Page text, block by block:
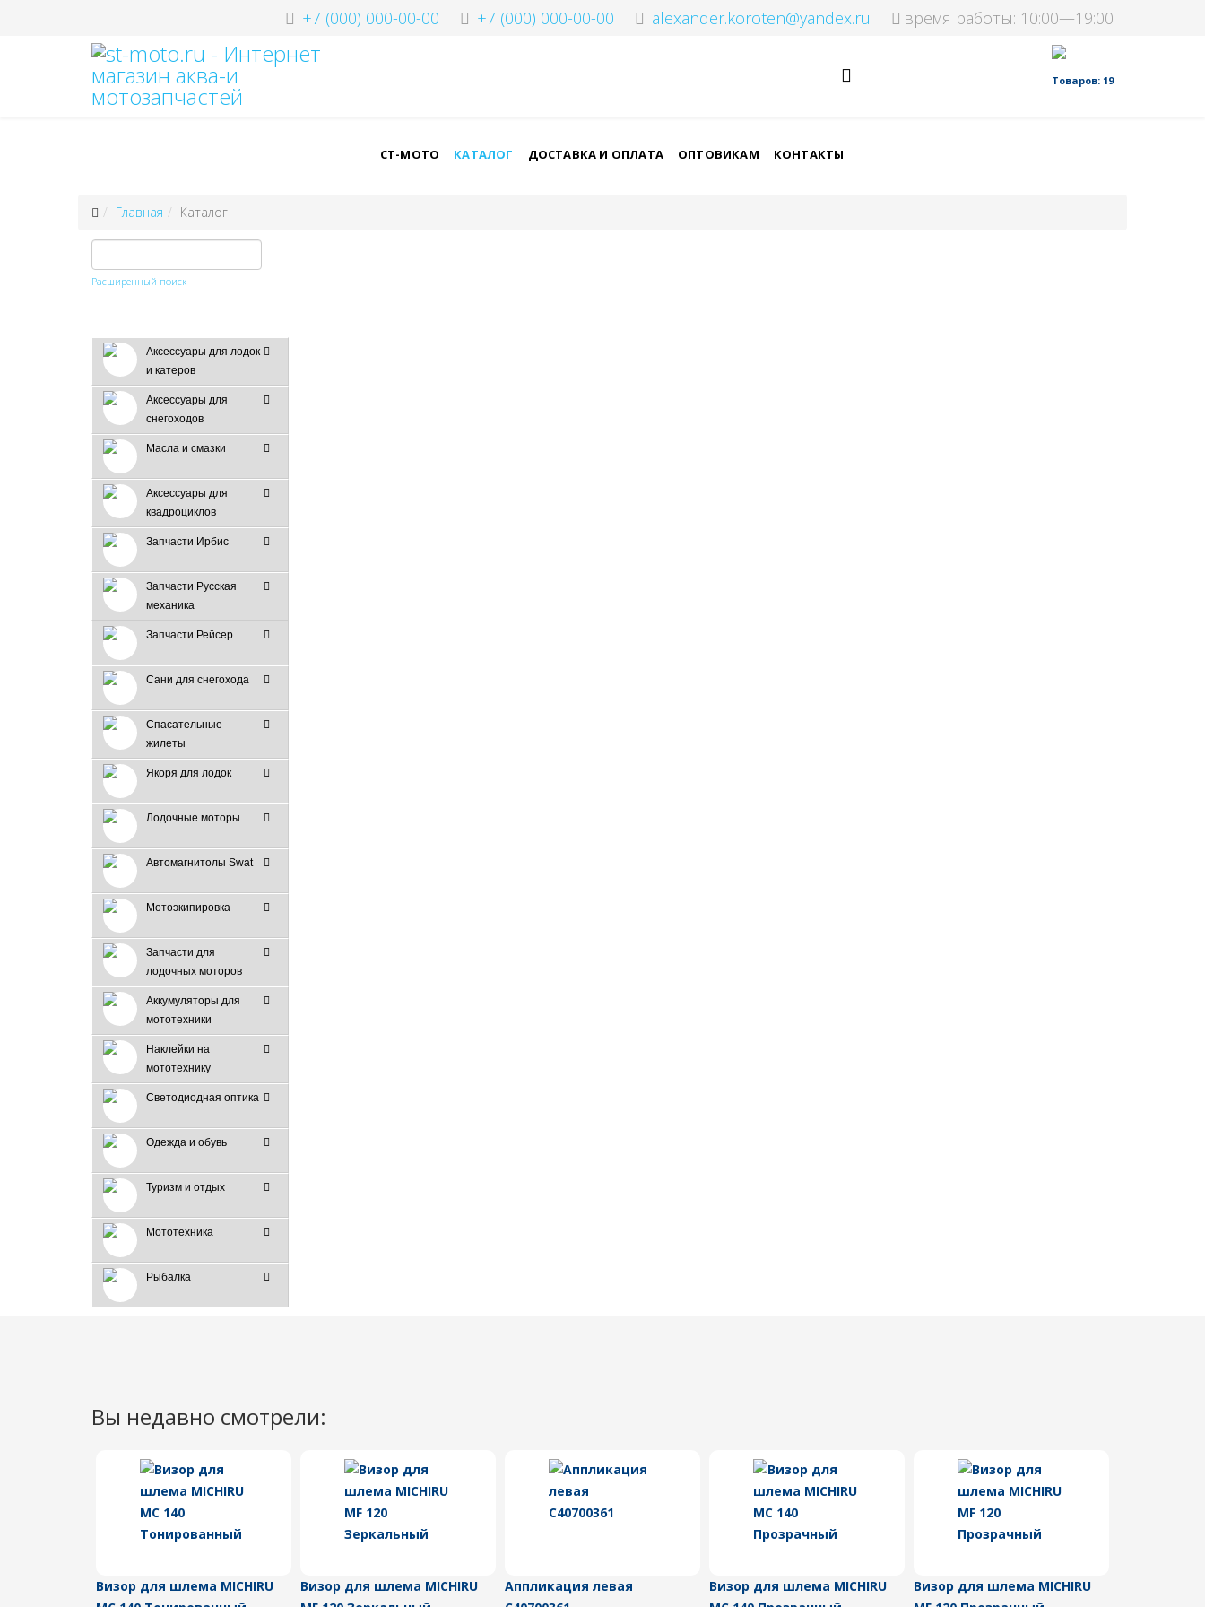
+7 (000) 000-00-00 +7 (000) 000-00-00 alexander.koroten@yandex.ru время работы: 10:00—19:00
СТ-МОТО КАТАЛОГ ДОСТАВКА И ОПЛАТА ОПТОВИКАМ КОНТАКТЫ
Товаров: 19
Главная Каталог
Расширенный поиск
Аксессуары для лодок
и катеров
Аксессуары для
снегоходов
Масла и смазки
Аксессуары для
квадроциклов
Запчасти Ирбис
Запчасти Русская
механика
Запчасти Рейсер
Сани для снегохода
Спасательные
жилеты
Якоря для лодок
Лодочные моторы
Автомагнитолы Swat
Мотоэкипировка
Запчасти для
лодочных моторов
Аккумуляторы для
мототехники
Наклейки на
мототехнику
Светодиодная оптика
Одежда и обувь
Туризм и отдых
Мототехника
Рыбалка
Вы недавно смотрели:
Визор для шлема MICHIRU
Визор для шлема MICHIRU
Аппликация левая
Визор для шлема MICHIRU
Визор для шлема MICHIRU